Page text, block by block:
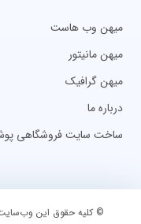
میهن وب هاست
میهن مانیتور
میهن گرافیک
درباره ما
ساخت سایت فروشگاهی
© کلیه حقوق این